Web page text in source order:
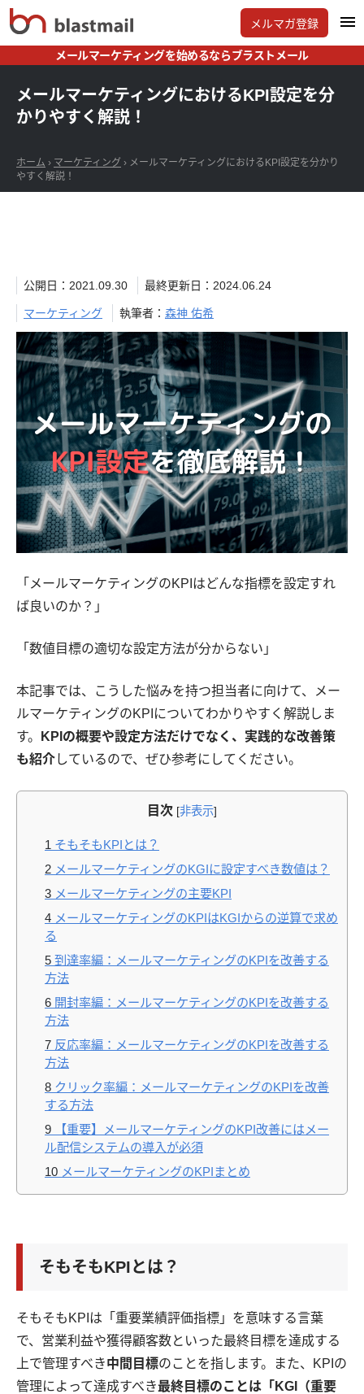
メルマガ登録
メールマーケティングを始めるならブラストメール
メールマーケティングにおけるKPI設定を分
かりやすく解説！
ホーム › マーケティング › メールマーケティングにおけるKPI設定を分かり
やすく解説！
公開日：2021.09.30 最終更新日：2024.06.24
マーケティング 執筆者： 森神 佑希
「メールマーケティングのKPIはどんな指標を設定すれ
ば良いのか？」
「数値目標の適切な設定方法が分からない」
本記事では、こうした悩みを持つ担当者に向けて、メー
ルマーケティングのKPIについてわかりやすく解説しま
す。
KPIの概要や設定方法だけでなく、実践的な改善策
も紹介しているので、ぜひ参考にしてください。
目次 [非表示]
1 そもそもKPIとは？
2 メールマーケティングのKGIに設定すべき数値は？
3 メールマーケティングの主要KPI
4 メールマーケティングのKPIはKGIからの逆算で求め
る
5 到達率編：メールマーケティングのKPIを改善する
方法
6 開封率編：メールマーケティングのKPIを改善する
方法
7 反応率編：メールマーケティングのKPIを改善する
方法
8 クリック率編：メールマーケティングのKPIを改善
する方法
9 【重要】メールマーケティングのKPI改善にはメー
ル配信システムの導入が必須
10 メールマーケティングのKPIまとめ
そもそもKPIとは？
そもそもKPIは「重要業績評価指標」を意味する言葉
で、営業利益や獲得顧客数といった最終目標を達成する
上で管理すべき中間目標のことを指します。また、KPIの
管理によって達成すべき最終目標のことは「KGI（重要